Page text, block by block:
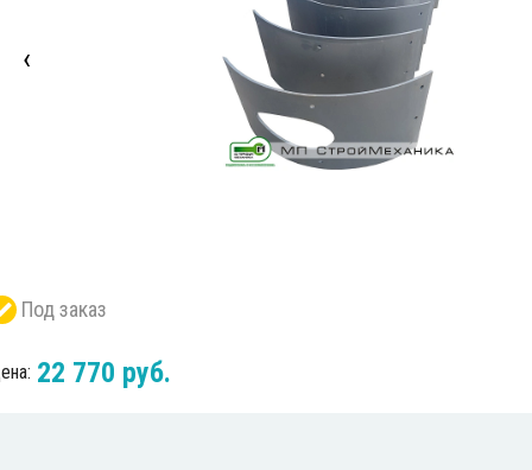
‹
Под заказ
22 770 руб.